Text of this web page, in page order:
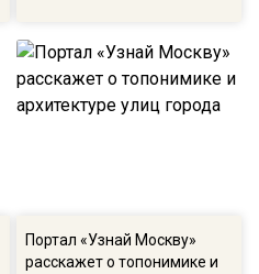
Портал «Узнай Москву»
расскажет о топонимике и